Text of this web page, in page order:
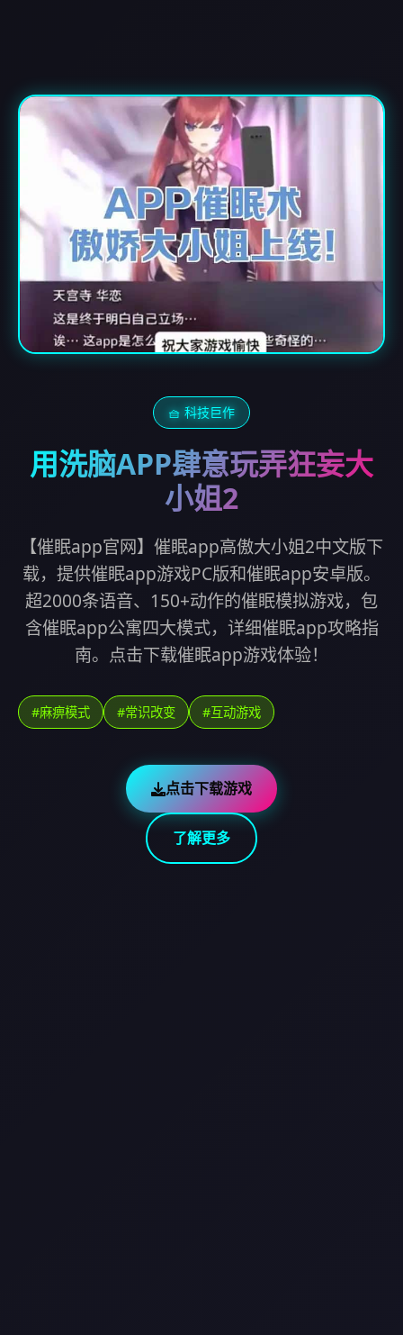
🧺 科技巨作
用洗脑APP肆意玩弄狂妄大
小姐2
【催眠app官网】催眠app高傲大小姐2中文版下
载，提供催眠app游戏PC版和催眠app安卓版。
超2000条语音、150+动作的催眠模拟游戏，包
含催眠app公寓四大模式，详细催眠app攻略指
南。点击下载催眠app游戏体验！
#麻痹模式 #常识改变 #互动游戏
点击下载游戏
了解更多